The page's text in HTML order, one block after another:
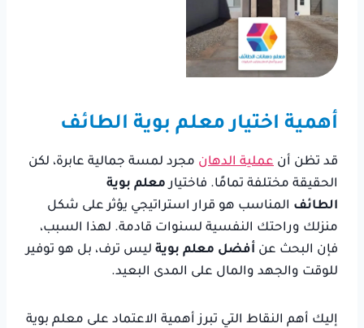
أهمية اختيار معلم بوية الطائف
قد تظن أن عملية الدهان مجرد لمسة جمالية عابرة، لكن
الحقيقة مختلفة تمامًا. فاختيارمعلم بوية
الطائف المناسب هو قرار استراتيجي يؤثر على شكل
منزلك وراحتك النفسية لسنوات قادمة. لهذا السبب،
فإن البحث عن أفضل معلم بوية ليس ترف، بل هو توفير
للوقت والجهد والمال على المدى البعيد.
إليك أهم النقاط التي تبرز أهمية الاعتماد على معلم بوية